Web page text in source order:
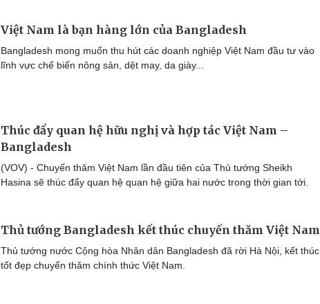
Việt Nam là bạn hàng lớn của Bangladesh
Bangladesh mong muốn thu hút các doanh nghiệp Việt Nam đầu tư vào
lĩnh vực chế biến nông sản, dệt may, da giày...
Thúc đẩy quan hệ hữu nghị và hợp tác Việt Nam –
Bangladesh
(VOV) - Chuyến thăm Việt Nam lần đầu tiên của Thủ tướng Sheikh
Hasina sẽ thúc đẩy quan hệ quan hệ giữa hai nước trong thời gian tới.
Thủ tướng Bangladesh kết thúc chuyến thăm Việt Nam
Thủ tướng nước Cộng hòa Nhân dân Bangladesh đã rời Hà Nội, kết thúc
tốt đẹp chuyến thăm chính thức Việt Nam.